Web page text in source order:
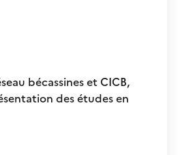
bécassines et CICB,
des études en